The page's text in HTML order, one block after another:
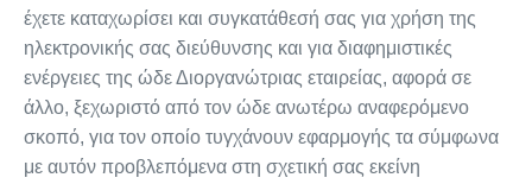
έχετε καταχωρίσει και συγκατάθεσή σας για χρήση της
ηλεκτρονικής σας διεύθυνσης και για διαφημιστικές
ενέργειες της ώδε Διοργανώτριας εταιρείας, αφορά σε
άλλο, ξεχωριστό από τον ώδε ανωτέρω αναφερόμενο
σκοπό, για τον οποίο τυγχάνουν εφαρμογής τα σύμφωνα
με αυτόν προβλεπόμενα στη σχετική σας εκείνη